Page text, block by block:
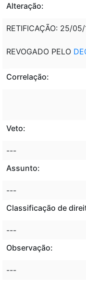
Alteração:
RETIFICAÇÃO: 25/
REVOGADO PELO
Correlação:
Veto:
---
Assunto:
---
Classificação de
---
Observação:
---